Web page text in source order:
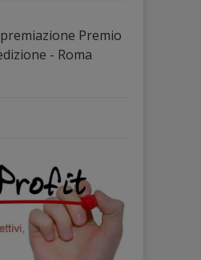
Premio
- Roma